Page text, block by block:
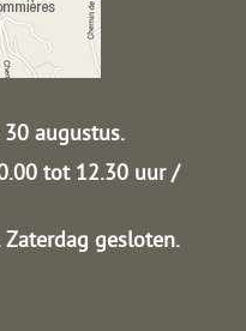
augustus.
tot 12.30 uur /
Zaterdag gesloten.